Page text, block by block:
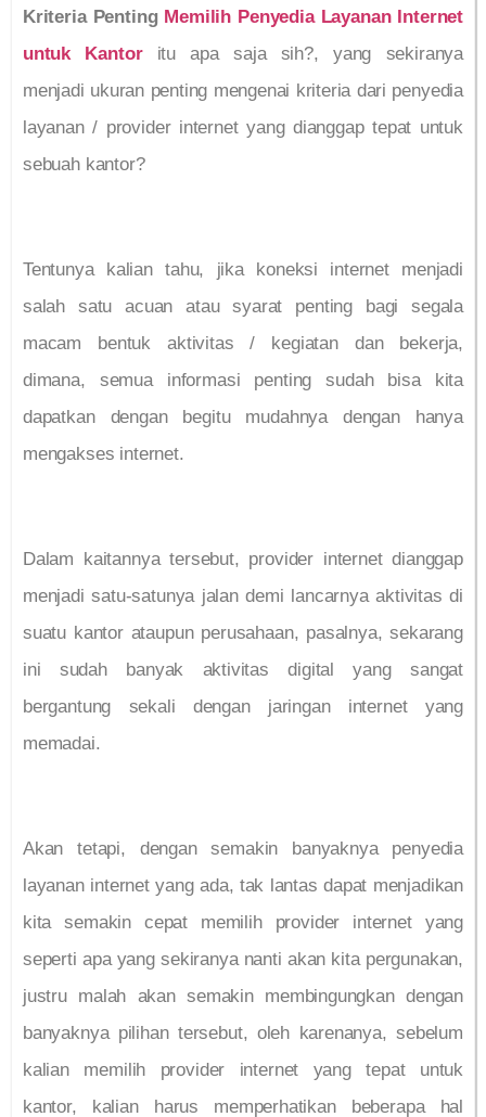
Kriteria Penting Memilih Penyedia Layanan Internet
untuk Kantoritu apa saja sih?, yang sekiranya
menjadi ukuran penting mengenai kriteria dari penyedia
layanan / provider internet yang dianggap tepat untuk
sebuah kantor?
Tentunya kalian tahu, jika koneksi internet menjadi
salah satu acuan atau syarat penting bagi segala
macam bentuk aktivitas / kegiatan dan bekerja,
dimana, semua informasi penting sudah bisa kita
dapatkan dengan begitu mudahnya dengan hanya
mengakses internet.
Dalam kaitannya tersebut, provider internet dianggap
menjadi satu-satunya jalan demi lancarnya aktivitas di
suatu kantor ataupun perusahaan, pasalnya, sekarang
ini sudah banyak aktivitas digital yang sangat
bergantung sekali dengan jaringan internet yang
memadai.
Akan tetapi, dengan semakin banyaknya penyedia
layanan internet yang ada, tak lantas dapat menjadikan
kita semakin cepat memilih provider internet yang
seperti apa yang sekiranya nanti akan kita pergunakan,
justru malah akan semakin membingungkan dengan
banyaknya pilihan tersebut, oleh karenanya, sebelum
kalian memilih provider internet yang tepat untuk
kantor, kalian harus memperhatikan beberapa hal